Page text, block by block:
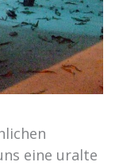
eine uralte